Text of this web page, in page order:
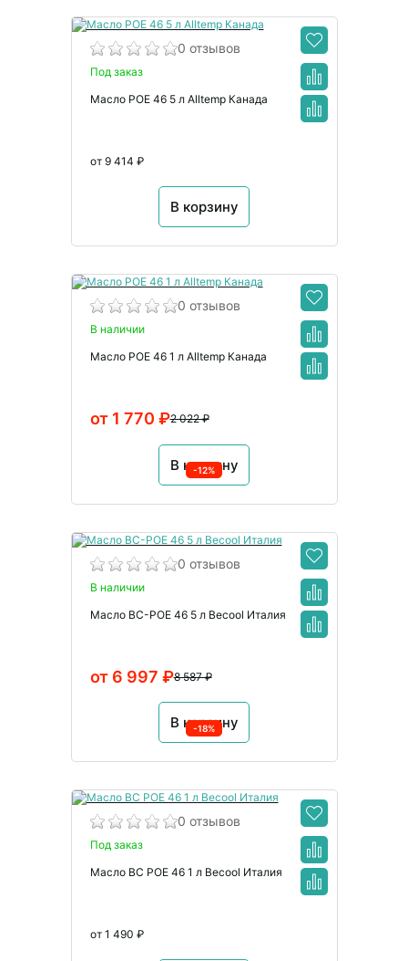
0 отзывов
Под заказ
Масло POE 46 5 л Alltemp Канада
от 9 414 ₽
В корзину
0 отзывов
В наличии
Масло POE 46 1 л Alltemp Канада
2 022 ₽
от 1 770 ₽
В корзину
-12%
0 отзывов
В наличии
Масло BC-POE 46 5 л Becool Италия
8 587 ₽
от 6 997 ₽
В корзину
-18%
0 отзывов
Под заказ
Масло BC POE 46 1 л Becool Италия
от 1 490 ₽